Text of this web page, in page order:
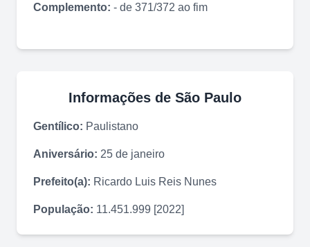
Complemento: - de 371/372 ao fim
Informações de São Paulo
Gentílico: Paulistano
Aniversário: 25 de janeiro
Prefeito(a): Ricardo Luis Reis Nunes
População: 11.451.999 [2022]